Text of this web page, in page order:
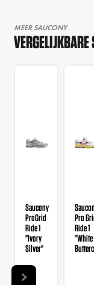
MEER SAUCONY
VERGELIJKBARE
Saucony
ProGrid
Ride 1
"Ivory
Silver"
Pro
Ride 1
"White